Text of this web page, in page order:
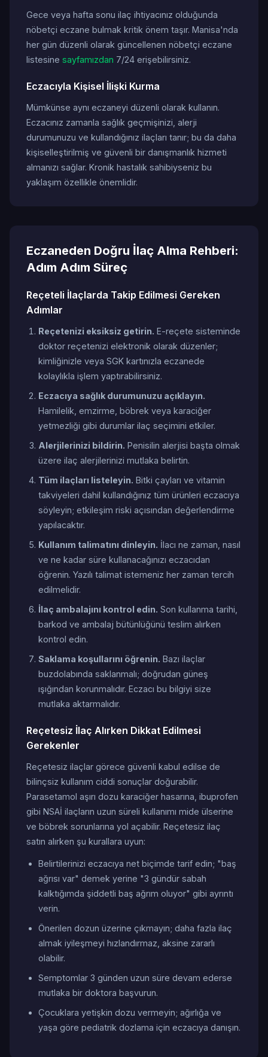
Gece veya hafta sonu ilaç ihtiyacınız olduğunda
nöbetçi eczane bulmak kritik önem taşır. Manisa'nda
her gün düzenli olarak güncellenen nöbetçi eczane
listesine sayfamızdan 7/24 erişebilirsiniz.
Eczacıyla Kişisel İlişki Kurma
Mümkünse aynı eczaneyi düzenli olarak kullanın.
Eczacınız zamanla sağlık geçmişinizi, alerji
durumunuzu ve kullandığınız ilaçları tanır; bu da daha
kişiselleştirilmiş ve güvenli bir danışmanlık hizmeti
almanızı sağlar. Kronik hastalık sahibiyseniz bu
yaklaşım özellikle önemlidir.
Eczaneden Doğru İlaç Alma Rehberi:
Adım Adım Süreç
Reçeteli İlaçlarda Takip Edilmesi Gereken
Adımlar
Reçetenizi eksiksiz getirin. E-reçete sisteminde
doktor reçetenizi elektronik olarak düzenler;
kimliğinizle veya SGK kartınızla eczanede
kolaylıkla işlem yaptırabilirsiniz.
Eczacıya sağlık durumunuzu açıklayın.
Hamilelik, emzirme, böbrek veya karaciğer
yetmezliği gibi durumlar ilaç seçimini etkiler.
Alerjilerinizi bildirin. Penisilin alerjisi başta olmak
üzere ilaç alerjilerinizi mutlaka belirtin.
Tüm ilaçları listeleyin. Bitki çayları ve vitamin
takviyeleri dahil kullandığınız tüm ürünleri eczacıya
söyleyin; etkileşim riski açısından değerlendirme
yapılacaktır.
Kullanım talimatını dinleyin. İlacı ne zaman, nasıl
ve ne kadar süre kullanacağınızı eczacıdan
öğrenin. Yazılı talimat istemeniz her zaman tercih
edilmelidir.
İlaç ambalajını kontrol edin. Son kullanma tarihi,
barkod ve ambalaj bütünlüğünü teslim alırken
kontrol edin.
Saklama koşullarını öğrenin. Bazı ilaçlar
buzdolabında saklanmalı; doğrudan güneş
ışığından korunmalıdır. Eczacı bu bilgiyi size
mutlaka aktarmalıdır.
Reçetesiz İlaç Alırken Dikkat Edilmesi
Gerekenler
Reçetesiz ilaçlar görece güvenli kabul edilse de
bilinçsiz kullanım ciddi sonuçlar doğurabilir.
Parasetamol aşırı dozu karaciğer hasarına, ibuprofen
gibi NSAİ ilaçların uzun süreli kullanımı mide ülserine
ve böbrek sorunlarına yol açabilir. Reçetesiz ilaç
satın alırken şu kurallara uyun:
Belirtilerinizi eczacıya net biçimde tarif edin; "baş
ağrısı var" demek yerine "3 gündür sabah
kalktığımda şiddetli baş ağrım oluyor" gibi ayrıntı
verin.
Önerilen dozun üzerine çıkmayın; daha fazla ilaç
almak iyileşmeyi hızlandırmaz, aksine zararlı
olabilir.
Semptomlar 3 günden uzun süre devam ederse
mutlaka bir doktora başvurun.
Çocuklara yetişkin dozu vermeyin; ağırlığa ve
yaşa göre pediatrik dozlama için eczacıya danışın.